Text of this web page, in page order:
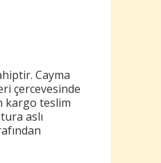
Cayma
çercevesinde
kargo teslim
aslı